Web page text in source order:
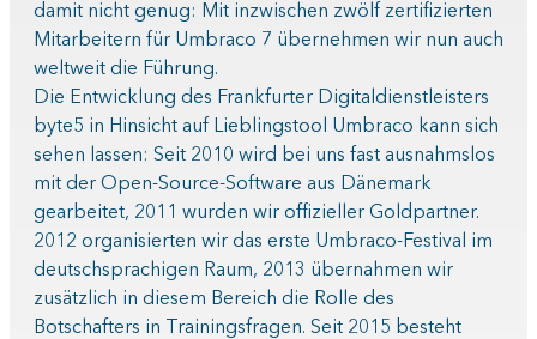
damit nicht genug: Mit inzwischen zwölf zertifizierten
Mitarbeitern für Umbraco 7 übernehmen wir nun auch
weltweit die Führung.
Die Entwicklung des Frankfurter Digitaldienstleisters
byte5 in Hinsicht auf Lieblingstool Umbraco kann sich
sehen lassen: Seit 2010 wird bei uns fast ausnahmslos
mit der Open-Source-Software aus Dänemark
gearbeitet, 2011 wurden wir offizieller Goldpartner.
2012 organisierten wir das erste Umbraco-Festival im
deutschsprachigen Raum, 2013 übernahmen wir
zusätzlich in diesem Bereich die Rolle des
Botschafters in Trainingsfragen. Seit 2015 besteht